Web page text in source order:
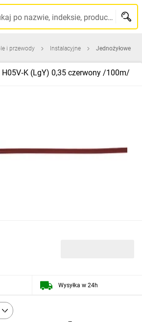
Szukaj po nazwie, indeksie, producencie, kodzie kreskowym...
i przewody Instalacyjne Jednożyłowe
(LgY) 0,35 czerwony /100m/
Wysyłka w 24h